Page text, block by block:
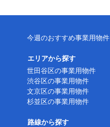
今週のおすすめ事業用物件
エリアから探す
世田谷区の事業用物件
渋谷区の事業用物件
文京区の事業用物件
杉並区の事業用物件
路線から探す